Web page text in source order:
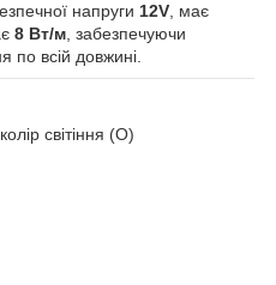
напруги 12V, має
8 Вт/м, забезпечуючи
по всій довжині.
світіння (O)